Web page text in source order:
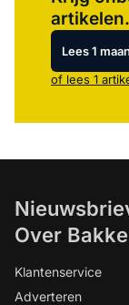
artikelen.
Lees 1
of lees 1
Over
Klantenservice
Adverteren